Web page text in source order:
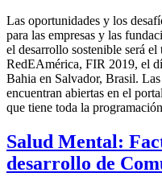
Las oportunidades y los
para las empresas y las
el desarrollo sostenible será
RedEAmérica, FIR 2019, el
Bahia en Salvador, Brasil.
encuentran abiertas en el portal
que tiene toda la
Salud Mental:
desarrollo de